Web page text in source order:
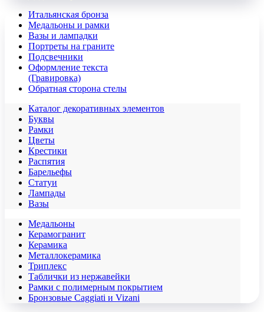
Итальянская бронза
Медальоны и рамки
Вазы и лампадки
Портреты на граните
Подсвечники
Оформление текста
(Гравировка)
Обратная сторона стелы
Каталог декоративных элементов
Буквы
Рамки
Цветы
Крестики
Распятия
Барельефы
Статуи
Лампады
Вазы
Медальоны
Керамогранит
Керамика
Металлокерамика
Триплекс
Таблички из нержавейки
Рамки с полимерным покрытием
Бронзовые Caggiati и Vizani